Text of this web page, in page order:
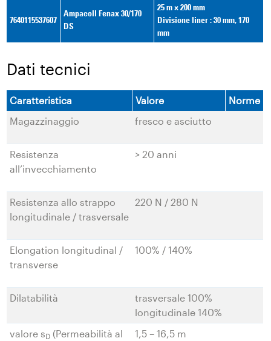
7640115537607
Ampacoll Fenax 30/170
DS
25 m × 200 mm
Divisione liner : 30 mm, 170
mm
Dati tecnici
Caratteristica Valore
Norme
Magazzinaggio
fresco e asciutto
Resistenza
all’invecchiamento
> 20 anni
Resistenza allo strappo
longitudinale / trasversale
220 N / 280 N
Elongation longitudinal /
transverse
100% / 140%
Dilatabilità
trasversale 100%
longitudinale 140%
valore sD (Permeabilità al
1,5 – 16,5 m